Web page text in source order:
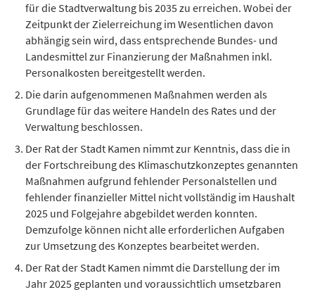
für die Stadtverwaltung bis 2035 zu erreichen. Wobei der
Zeitpunkt der Zielerreichung im Wesentlichen davon
abhängig sein wird, dass entsprechende Bundes- und
Landesmittel zur Finanzierung der Maßnahmen inkl.
Personalkosten bereitgestellt werden.
Die darin aufgenommenen Maßnahmen werden als
Grundlage für das weitere Handeln des Rates und der
Verwaltung beschlossen.
Der Rat der Stadt Kamen nimmt zur Kenntnis, dass die in
der Fortschreibung des Klimaschutzkonzeptes genannten
Maßnahmen aufgrund fehlender Personalstellen und
fehlender finanzieller Mittel nicht vollständig im Haushalt
2025 und Folgejahre abgebildet werden konnten.
Demzufolge können nicht alle erforderlichen Aufgaben
zur Umsetzung des Konzeptes bearbeitet werden.
Der Rat der Stadt Kamen nimmt die Darstellung der im
Jahr 2025 geplanten und voraussichtlich umsetzbaren